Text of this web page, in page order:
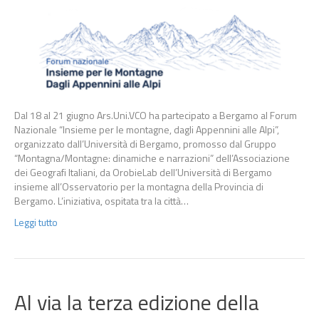
Dal 18 al 21 giugno Ars.Uni.VCO ha partecipato a Bergamo al Forum
Nazionale “Insieme per le montagne, dagli Appennini alle Alpi”,
organizzato dall’Università di Bergamo, promosso dal Gruppo
“Montagna/Montagne: dinamiche e narrazioni” dell’Associazione
dei Geografi Italiani, da OrobieLab dell’Università di Bergamo
insieme all’Osservatorio per la montagna della Provincia di
Bergamo. L’iniziativa, ospitata tra la città…
Leggi tutto
Al via la terza edizione della